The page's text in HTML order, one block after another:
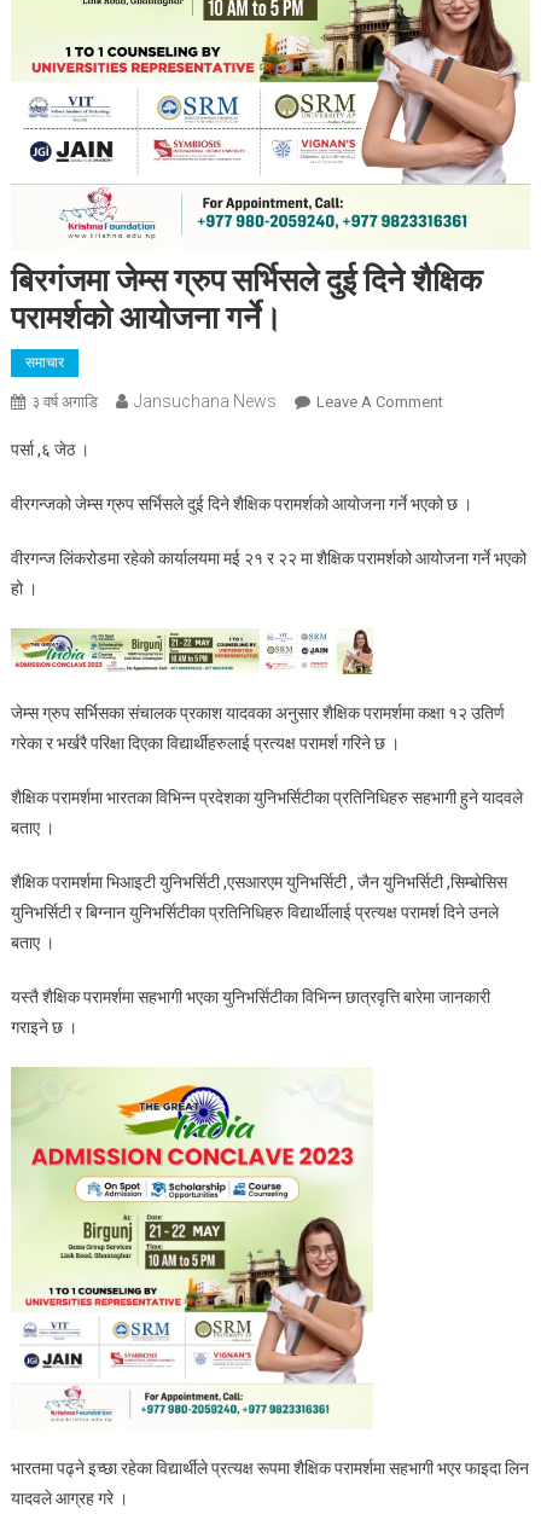
बिरगंजमा जेम्स ग्रुप सर्भिसले दुई दिने शैक्षिक
परामर्शको आयोजना गर्ने।
समाचार
३ वर्ष अगाडि Jansuchana News Leave A CommentOn
सर्भिसले
दिने
पर्सा ,६ जेठ ।
वीरगन्जको जेम्स ग्रुप सर्भिसले दुई दिने शैक्षिक परामर्शको आयोजना गर्ने भएको छ ।
वीरगन्ज लिंकरोडमा रहेको कार्यालयमा मई २१ र २२ मा शैक्षिक परामर्शको आयोजना गर्ने भएको
हो ।
जेम्स ग्रुप सर्भिसका संचालक प्रकाश यादवका अनुसार शैक्षिक परामर्शमा कक्षा १२ उतिर्ण
गरेका र भर्खरै परिक्षा दिएका विद्यार्थीहरुलाई प्रत्यक्ष परामर्श गरिने छ ।
शैक्षिक परामर्शमा भारतका विभिन्न प्रदेशका युनिभर्सिटीका प्रतिनिधिहरु सहभागी हुने यादवले
बताए ।
शैक्षिक परामर्शमा भिआइटी युनिभर्सिटी ,एसआरएम युनिभर्सिटी , जैन युनिभर्सिटी ,सिम्बोसिस
युनिभर्सिटी र बिग्नान युनिभर्सिटीका प्रतिनिधिहरु विद्यार्थीलाई प्रत्यक्ष परामर्श दिने उनले
बताए ।
यस्तै शैक्षिक परामर्शमा सहभागी भएका युनिभर्सिटीका विभिन्न छात्रवृत्ति बारेमा जानकारी
गराइने छ ।
भारतमा पढ्ने इच्छा रहेका विद्यार्थीले प्रत्यक्ष रूपमा शैक्षिक परामर्शमा सहभागी भएर फाइदा लिन
यादवले आग्रह गरे ।